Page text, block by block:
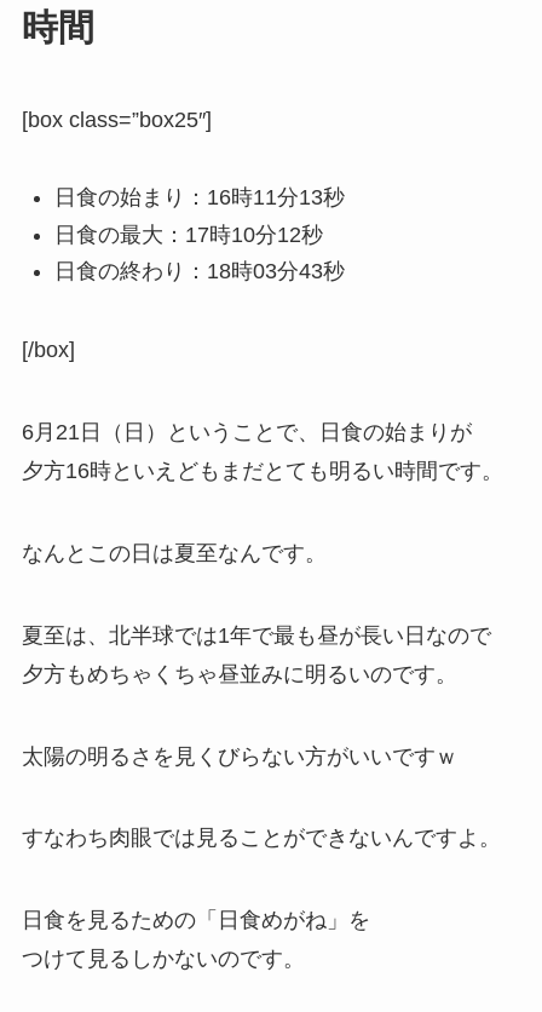
時間
[box class=”box25″]
日食の始まり：16時11分13秒
日食の最大：17時10分12秒
日食の終わり：18時03分43秒
[/box]
6月21日（日）
ということで、日食の始まりが
夕方16時といえどもまだとても明るい時間です。
なんとこの日は夏至なんです。
夏至は、北半球では1年で最も昼が長い日 なので
夕方もめちゃくちゃ昼並みに明るいのです。
太陽の明るさを見くびらない方がいいですｗ
すなわち肉眼では見ることができないんですよ。
日食を見るための「日食めがね」 を
つけて見るしかないのです。